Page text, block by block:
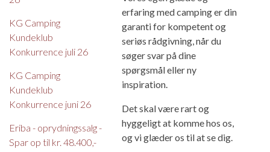
KG Camping
Kundeklub
Konkurrence juli 26
KG Camping
Kundeklub
Konkurrence juni 26
Eriba - oprydningssalg -
Spar op til kr. 48.400,-
erfaring med camping er din
garanti for kompetent og
seriøs rådgivning, når du
søger svar på dine
spørgsmål eller ny
inspiration.
Det skal være rart og
hyggeligt at komme hos os,
og vi glæder os til at se dig.